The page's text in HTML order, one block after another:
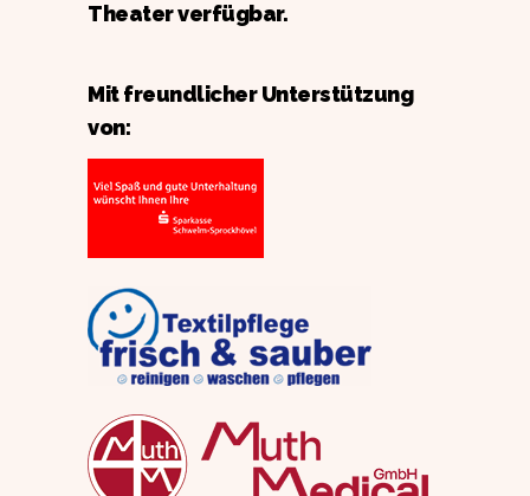
Theater verfügbar.
Mit freundlicher Unterstützung
von: